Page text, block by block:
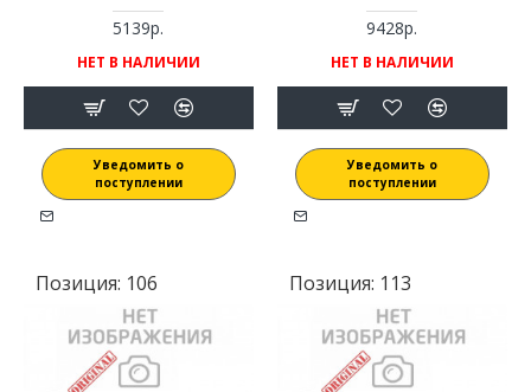
5139р.
НЕТ В НАЛИЧИИ
Уведомить о
поступлении
9428р.
НЕТ В НАЛИЧИИ
Уведомить о
поступлении
Позиция: 106 Позиция: 113